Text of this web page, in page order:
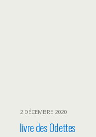
2 DÉCEMBRE 2020
livre des Odettes